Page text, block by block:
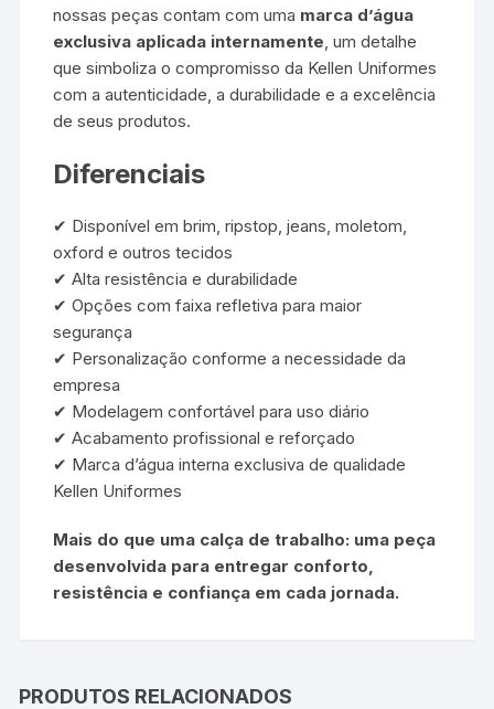
nossas peças contam com uma marca d’água
exclusiva aplicada internamente , um detalhe
que simboliza o compromisso da Kellen Uniformes
com a autenticidade, a durabilidade e a excelência
de seus produtos.
Diferenciais
✔ Disponível em brim, ripstop, jeans, moletom,
oxford e outros tecidos
✔ Alta resistência e durabilidade
✔ Opções com faixa refletiva para maior
segurança
✔ Personalização conforme a necessidade da
empresa
✔ Modelagem confortável para uso diário
✔ Acabamento profissional e reforçado
✔ Marca d’água interna exclusiva de qualidade
Kellen Uniformes
Mais do que uma calça de trabalho: uma peça
desenvolvida para entregar conforto,
resistência e confiança em cada jornada.
PRODUTOS RELACIONADOS